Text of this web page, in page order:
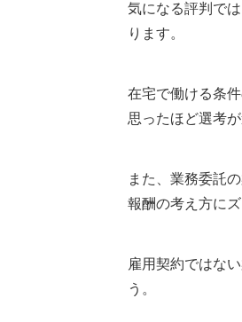
気になる評判で
ります。
在宅で働ける条
思ったほど選考
また、業務委託
報酬の考え方にズ
雇用契約ではな
う。